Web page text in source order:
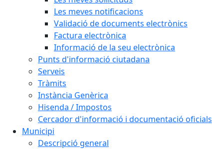
Les meves notificacions
Validació de documents electrònics
Factura electrònica
Informació de la seu electrònica
Punts d'informació ciutadana
Serveis
Tràmits
Instància Genèrica
Hisenda / Impostos
Cercador d'informació i documentació oficials
Municipi
Descripció general